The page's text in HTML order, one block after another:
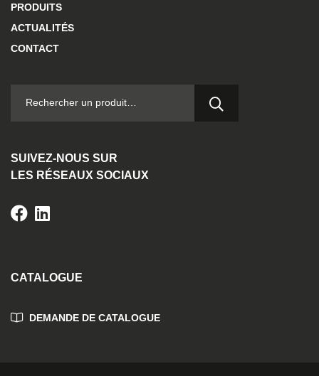
PRODUITS
ACTUALITÉS
CONTACT
SUIVEZ-NOUS SUR
LES RÉSEAUX SOCIAUX
CATALOGUE
DEMANDE DE CATALOGUE